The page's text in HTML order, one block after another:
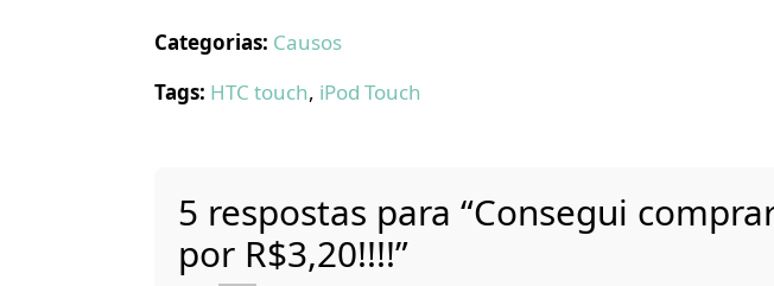
Categorias: Causos
Tags: HTC touch, iPod Touch
5 respostas para “Consegui
por R$3,20!!!!”